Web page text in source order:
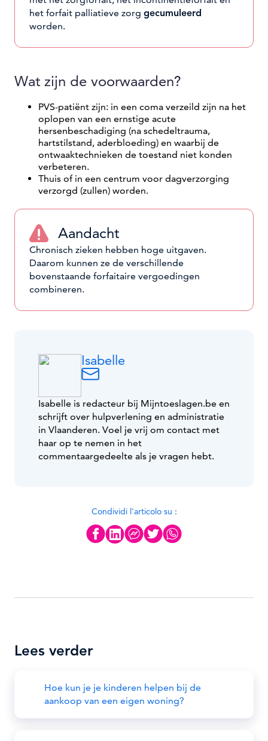
het forfait palliatieve zorg gecumuleerd
worden.
Wat zijn de voorwaarden?
PVS-patiënt zijn: in een coma verzeild zijn na het
oplopen van een ernstige acute
hersenbeschadiging (na schedeltrauma,
hartstilstand, aderbloeding) en waarbij de
ontwaaktechnieken de toestand niet konden
verbeteren.
Thuis of in een centrum voor dagverzorging
verzorgd (zullen) worden.
Aandacht
Chronisch zieken hebben hoge uitgaven.
Daarom kunnen ze de verschillende
bovenstaande forfaitaire vergoedingen
combineren.
Isabelle
Isabelle is redacteur bij Mijntoeslagen.be en
schrijft over hulpverlening en administratie
in Vlaanderen. Voel je vrij om contact met
haar op te nemen in het
commentaargedeelte als je vragen hebt.
Condividi l'articolo su :
Lees verder
Hoe kun je je kinderen helpen bij de
aankoop van een eigen woning?